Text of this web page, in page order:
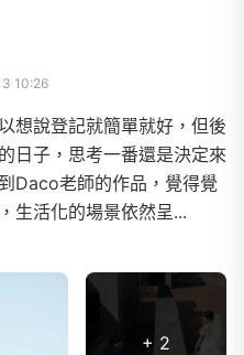
10:26
想說登記就簡單就好，但後
日子，思考一番還是決定來
Daco老師的作品，覺得覺
生活化的場景依然呈...
+ 2